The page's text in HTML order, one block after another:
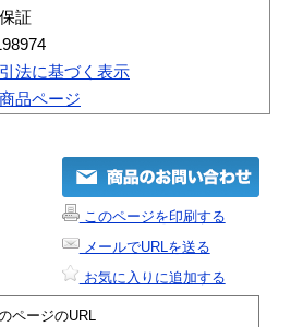
証
法に基づく表示
品ページ
このページを印刷する
メールでURLを送る
お気に入りに追加する
ページのURL